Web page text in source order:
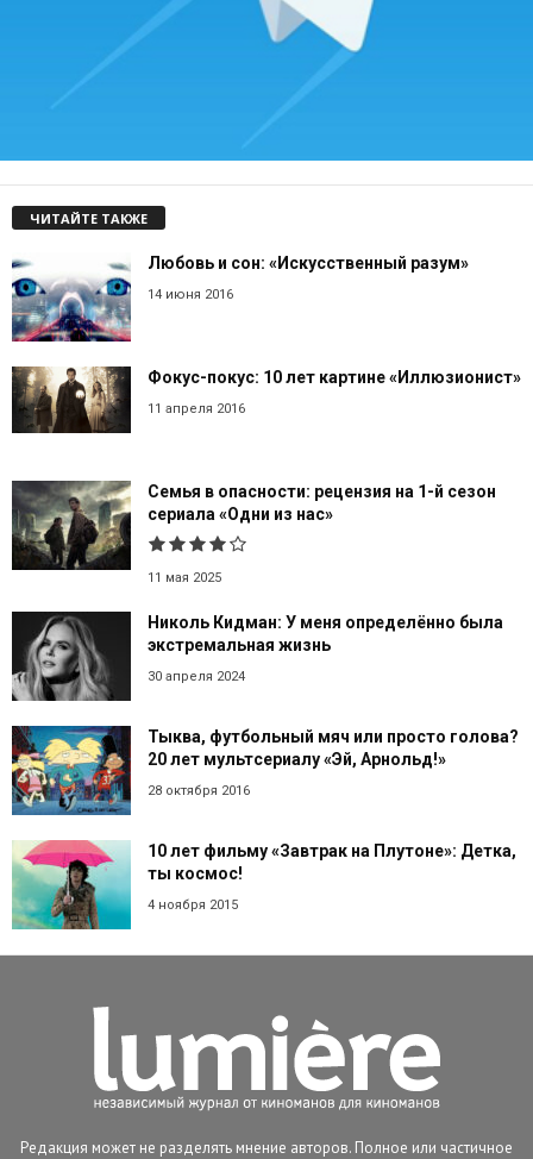
ЧИТАЙТЕ ТАКЖЕ
Любовь и сон: «Искусственный разум»
14 июня 2016
Фокус-покус: 10 лет картине «Иллюзионист»
11 апреля 2016
Семья в опасности: рецензия на 1-й сезон
сериала «Одни из нас»
11 мая 2025
Николь Кидман: У меня определённо была
экстремальная жизнь
30 апреля 2024
Тыква, футбольный мяч или просто голова?
20 лет мультсериалу «Эй, Арнольд!»
28 октября 2016
10 лет фильму «Завтрак на Плутоне»: Детка,
ты космос!
4 ноября 2015
Редакция может не разделять мнение авторов. Полное или частичное